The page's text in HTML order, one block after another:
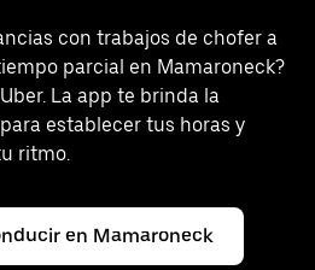
con trabajos de chofer a
parcial en Mamaroneck?
La app te brinda la
establecer tus horas y
ritmo.
en Mamaroneck